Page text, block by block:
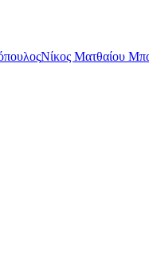
Νίκος Ματθαίου